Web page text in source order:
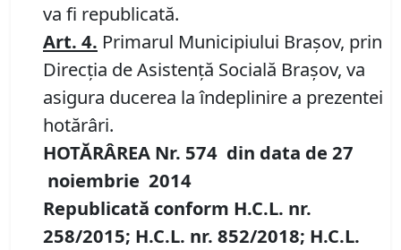
va fi republicată.
Art. 4. Primarul Municipiului Braşov, prin
Direcţia de Asistenţă Socială Braşov, va
asigura ducerea la îndeplinire a prezentei
hotărâri.
HOTĂRÂREA Nr. 574 din data de 27
noiembrie 2014
Republicată conform H.C.L. nr.
258/2015; H.C.L. nr. 852/2018; H.C.L.